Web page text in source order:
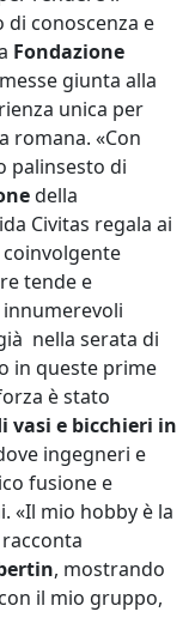
conoscenza e
Fondazione
giunta alla
unica per
romana. «Con
palinsesto di
della
Civitas regala ai
tende e
nella serata di
in queste prime
è stato
vasi e bicchieri in
ingegneri e
fusione e
«Il mio hobby è la
, mostrando
il mio gruppo,